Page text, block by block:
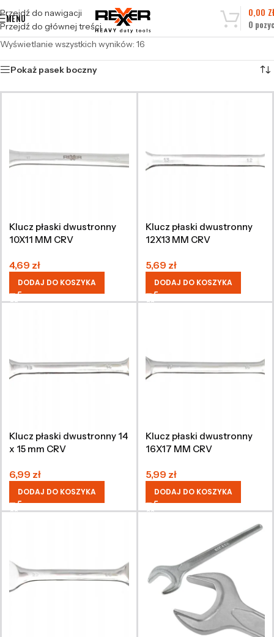
Przejdź do nawigacji
Przejdź do głównej treści
MENU
0
0,00
Wyświetlanie wszystkich wyników: 16
Pokaż pasek boczny
Klucz płaski dwustronny
10X11 MM CRV
4,69 zł
DODAJ DO KOSZYKA
Klucz płaski dwustronny
12X13 MM CRV
5,69 zł
DODAJ DO KOSZYKA
Klucz płaski dwustronny 14
x 15 mm CRV
6,99 zł
DODAJ DO KOSZYKA
Klucz płaski dwustronny
16X17 MM CRV
5,99 zł
DODAJ DO KOSZYKA